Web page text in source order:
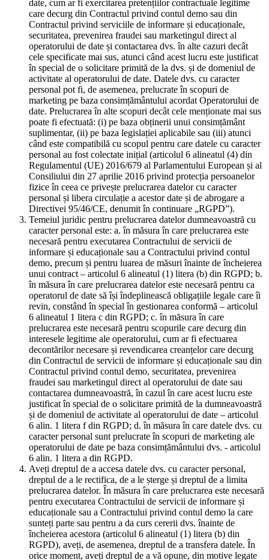
date, cum ar fi exercitarea pretențiilor contractuale legitime
care decurg din Contractul privind contul demo sau din
Contractul privind serviciile de informare și educaționale,
securitatea, prevenirea fraudei sau marketingul direct al
operatorului de date și contactarea dvs. în alte cazuri decât
cele specificate mai sus, atunci când acest lucru este justificat
în special de o solicitare primită de la dvs. și de domeniul de
activitate al operatorului de date. Datele dvs. cu caracter
personal pot fi, de asemenea, prelucrate în scopuri de
marketing pe baza consimțământului acordat Operatorului de
date. Prelucrarea în alte scopuri decât cele menționate mai sus
poate fi efectuată: (i) pe baza obținerii unui consimțământ
suplimentar, (ii) pe baza legislației aplicabile sau (iii) atunci
când este compatibilă cu scopul pentru care datele cu caracter
personal au fost colectate inițial (articolul 6 alineatul (4) din
Regulamentul (UE) 2016/679 al Parlamentului European și al
Consiliului din 27 aprilie 2016 privind protecția persoanelor
fizice în ceea ce privește prelucrarea datelor cu caracter
personal și libera circulație a acestor date și de abrogare a
Directivei 95/46/CE, denumit în continuare „RGPD”).
Temeiul juridic pentru prelucrarea datelor dumneavoastră cu
caracter personal este: a. în măsura în care prelucrarea este
necesară pentru executarea Contractului de servicii de
informare și educaționale sau a Contractului privind contul
demo, precum și pentru luarea de măsuri înainte de încheierea
unui contract – articolul 6 alineatul (1) litera (b) din RGPD; b.
în măsura în care prelucrarea datelor este necesară pentru ca
operatorul de date să își îndeplinească obligațiile legale care îi
revin, constând în special în gestionarea conformă – articolul
6 alineatul 1 litera c din RGPD; c. în măsura în care
prelucrarea este necesară pentru scopurile care decurg din
interesele legitime ale operatorului, cum ar fi efectuarea
decontărilor necesare și revendicarea creanțelor care decurg
din Contractul de servicii de informare și educaționale sau din
Contractul privind contul demo, securitatea, prevenirea
fraudei sau marketingul direct al operatorului de date sau
contactarea dumneavoastră, în cazul în care acest lucru este
justificat în special de o solicitare primită de la dumneavoastră
și de domeniul de activitate al operatorului de date – articolul
6 alin. 1 litera f din RGPD; d. în măsura în care datele dvs. cu
caracter personal sunt prelucrate în scopuri de marketing ale
operatorului de date pe baza consimțământului dvs. - articolul
6 alin. 1 litera a din RGPD.
Aveți dreptul de a accesa datele dvs. cu caracter personal,
dreptul de a le rectifica, de a le șterge și dreptul de a limita
prelucrarea datelor. În măsura în care prelucrarea este necesară
pentru executarea Contractului de servicii de informare și
educaționale sau a Contractului privind contul demo la care
sunteți parte sau pentru a da curs cererii dvs. înainte de
încheierea acestora (articolul 6 alineatul (1) litera (b) din
RGPD), aveți, de asemenea, dreptul de a transfera datele. În
orice moment, aveți dreptul de a vă opune, din motive legate